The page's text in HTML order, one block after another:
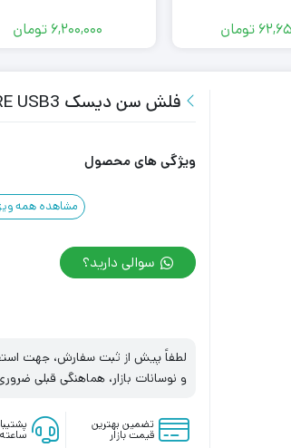
تومان 6,200,000 تومان
فلش سن دیسک ULTRA FLAIRE USB3 ظرفیت 16 گیگابایت
ویژگی های محصول
مشاهده همه
سوالی دارید؟
لطفاً پیش از ثبت سفارش، جهت
و نوسانات بازار، هماهنگی قبلی
تضمین بهترین
قیمت بازار ساعته، ۷